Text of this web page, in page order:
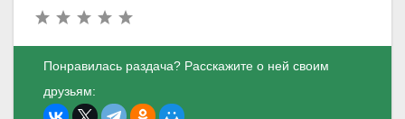
Понравилась раздача? Расскажите о ней своим
друзьям: